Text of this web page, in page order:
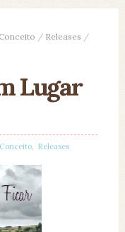
/ Releases /
Lugar
, Releases